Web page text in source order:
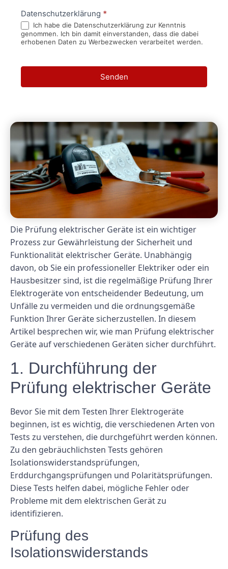
Datenschutzerklärung *
Ich habe die Datenschutzerklärung zur Kenntnis
genommen. Ich bin damit einverstanden, dass die dabei
erhobenen Daten zu Werbezwecken verarbeitet werden.
Senden
Die Prüfung elektrischer Geräte ist ein wichtiger
Prozess zur Gewährleistung der Sicherheit und
Funktionalität elektrischer Geräte. Unabhängig
davon, ob Sie ein professioneller Elektriker oder ein
Hausbesitzer sind, ist die regelmäßige Prüfung Ihrer
Elektrogeräte von entscheidender Bedeutung, um
Unfälle zu vermeiden und die ordnungsgemäße
Funktion Ihrer Geräte sicherzustellen. In diesem
Artikel besprechen wir, wie man Prüfung elektrischer
Geräte auf verschiedenen Geräten sicher durchführt.
1. Durchführung der
Prüfung elektrischer Geräte
Bevor Sie mit dem Testen Ihrer Elektrogeräte
beginnen, ist es wichtig, die verschiedenen Arten von
Tests zu verstehen, die durchgeführt werden können.
Zu den gebräuchlichsten Tests gehören
Isolationswiderstandsprüfungen,
Erddurchgangsprüfungen und Polaritätsprüfungen.
Diese Tests helfen dabei, mögliche Fehler oder
Probleme mit dem elektrischen Gerät zu
identifizieren.
Prüfung des
Isolationswiderstands